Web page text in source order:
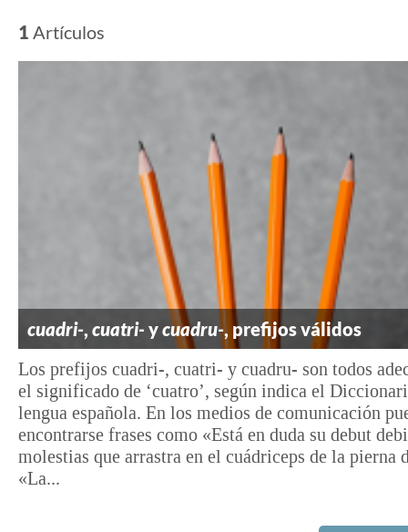
1 Artículos
cuadri-, cuatri- ycuadru-, prefijos válidos
Los prefijos cuadri-, cuatri- y cuadru- son todos
el significado de ‘cuatro’, según indica el
lengua española. En los medios de comunicación
encontrarse frases como «Está en duda su debut
molestias que arrastra en el cuádriceps de la pierna
«La...